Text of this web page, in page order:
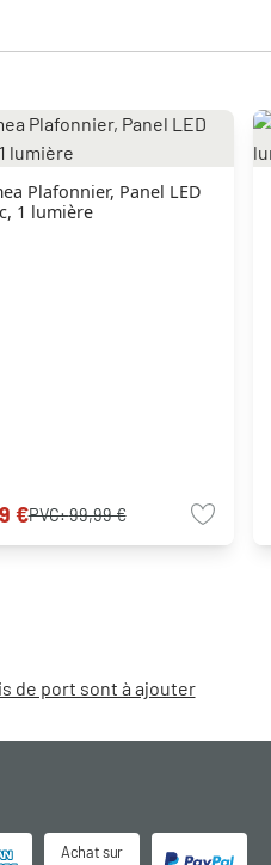
Plafonnier, Panel LED
1 lumière
€PVC:99,99 €
de port sont à ajouter
Achat sur